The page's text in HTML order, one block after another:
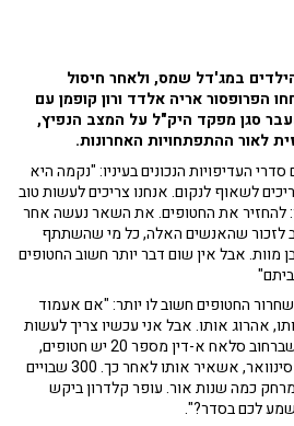
ימים לאחר טבח 12 הילדים במג'דל שמס, ולאחר חיסול
הפרופסור אריה אלדד ורון קופמן עם
סגן מפקד היק"ל על המצב הנפיץ,
לאור ההתפתחויות האחרונות.
העדיפויות הנכונים בעיניו: "נקמה היא
לשאוף לנקום. אנחנו צריכים לעשות טוב
להחזיר את החטופים. את השאר נעשה אחר
לזכור שהאנשים האלה, כל מי שהשתתף
7 באוקטובר בן מוות. אבל אין שום דבר יותר חשוב החטופים
החטופים חשוב לו יותר: "אם אעמוד
אהרוג אותו. אבל אני עכשיו צריך לעשות
עדיפויות. אם עכשיו אני יודע שברחוב סלאח א-דין מספר 20 יש חטופים,
ובסלאח א-דין מספר 15 יושב סינוואר, אשאיר אותו לאחר כך. 300 שבויים
כמה שנות אור. עופר קלדרון ביקש
לכם בסדר?".